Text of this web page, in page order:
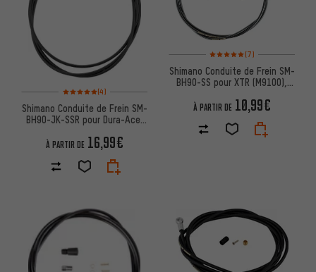
Note moyenne : 5 sur 5 d'après 4 avis
(4)
Shimano Conduite de Frein SM-
BH90-JK-SSR pour Dura-Ace,
À PARTIR DE 16,99€
Note moyenne : 5 sur 5
(7)
Shimano Conduite de Frein SM-
BH90-SS pour XTR (M9100),
À PARTIR DE 10,99€